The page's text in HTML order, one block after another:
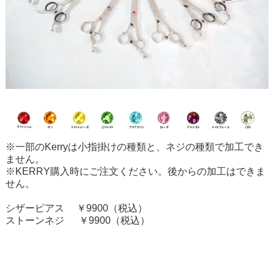
※一部のKerryは小指掛けの種類と、ネジの種類で加工でき
ません。
※KERRY購入時にご注文ください。後からの加工はできま
せん。
シザーピアス ￥9900（税込）
ストーンネジ ￥9900（税込）